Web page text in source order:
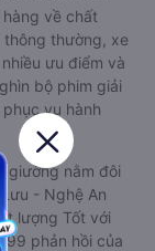
về chất
thường, xe
ưu điểm và
bộ phim giải
vụ hành
giường nằm đôi
- Nghệ An
lượng Tốt với
phản hồi của